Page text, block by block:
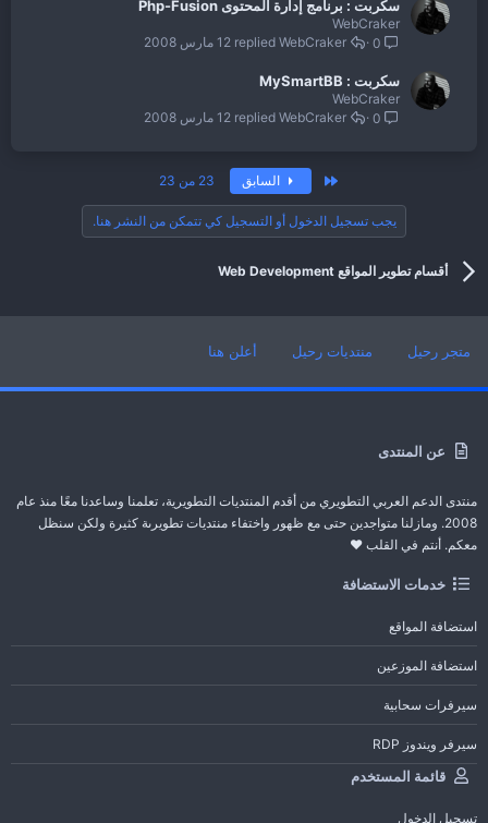
سكربت : برنامج إدارة المحتوى Php-Fusion
WebCraker
0
12 مارس 2008 WebCraker
سكربت : MySmartBB
WebCraker
0
12 مارس 2008 WebCraker
السابق 23 من 23
يجب تسجيل الدخول أو التسجيل كي تتمكن من النشر هنا.
أقسام تطوير المواقع Web Development
عن المنتدى
منتدى الدعم العربي التطويري من أقدم المنتديات التطويرية، تعلمنا وساعدنا معًا منذ عام
2008. ومازلنا متواجدين حتى مع ظهور واختفاء منتديات تطويرىة كثيرة ولكن سنظل
معكم. أنتم في القلب ❤️
خدمات الاستضافة
استضافة المواقع
استضافة الموزعين
سيرفرات سحابية
سيرفر ويندوز RDP
قائمة المستخدم
تسجيل الدخول
متجر رحيل منتديات رحيل أعلن هنا